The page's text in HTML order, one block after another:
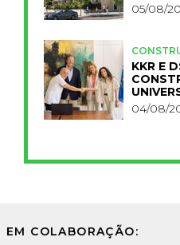
05/08/
KKR E
FCT
04/08/
EM COLABORAÇÃO: